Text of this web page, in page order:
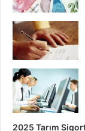
2025 Tarım